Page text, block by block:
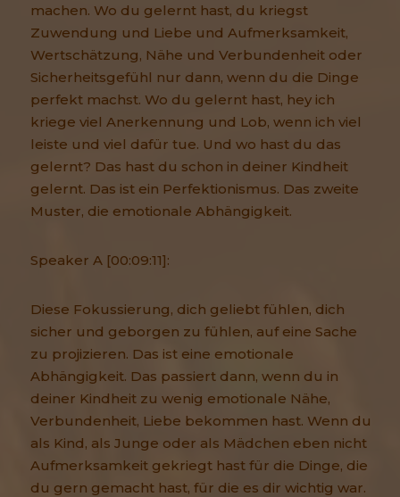
machen. Wo du gelernt hast, du kriegst
Zuwendung und Liebe und Aufmerksamkeit,
Wertschätzung, Nähe und Verbundenheit oder
Sicherheitsgefühl nur dann, wenn du die Dinge
perfekt machst. Wo du gelernt hast, hey ich
kriege viel Anerkennung und Lob, wenn ich viel
leiste und viel dafür tue. Und wo hast du das
gelernt? Das hast du schon in deiner Kindheit
gelernt. Das ist ein Perfektionismus. Das zweite
Muster, die emotionale Abhängigkeit.
Speaker A [00:09:11]:
Diese Fokussierung, dich geliebt fühlen, dich
sicher und geborgen zu fühlen, auf eine Sache
zu projizieren. Das ist eine emotionale
Abhängigkeit. Das passiert dann, wenn du in
deiner Kindheit zu wenig emotionale Nähe,
Verbundenheit, Liebe bekommen hast. Wenn du
als Kind, als Junge oder als Mädchen eben nicht
Aufmerksamkeit gekriegt hast für die Dinge, die
du gern gemacht hast, für die es dir wichtig war.